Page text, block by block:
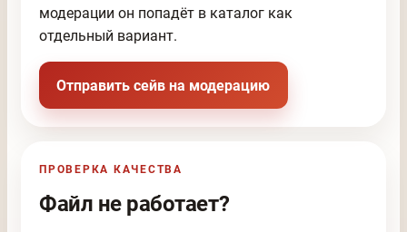
модерации он попадёт в каталог как
отдельный вариант.
Отправить сейв на модерацию
ПРОВЕРКА КАЧЕСТВА
Файл не работает?